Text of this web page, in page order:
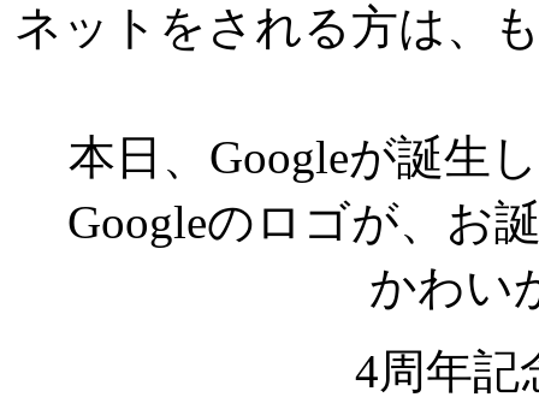
ネットをされる方は、
本日、Googleが誕生
Googleのロゴが、お
かわい
4周年記